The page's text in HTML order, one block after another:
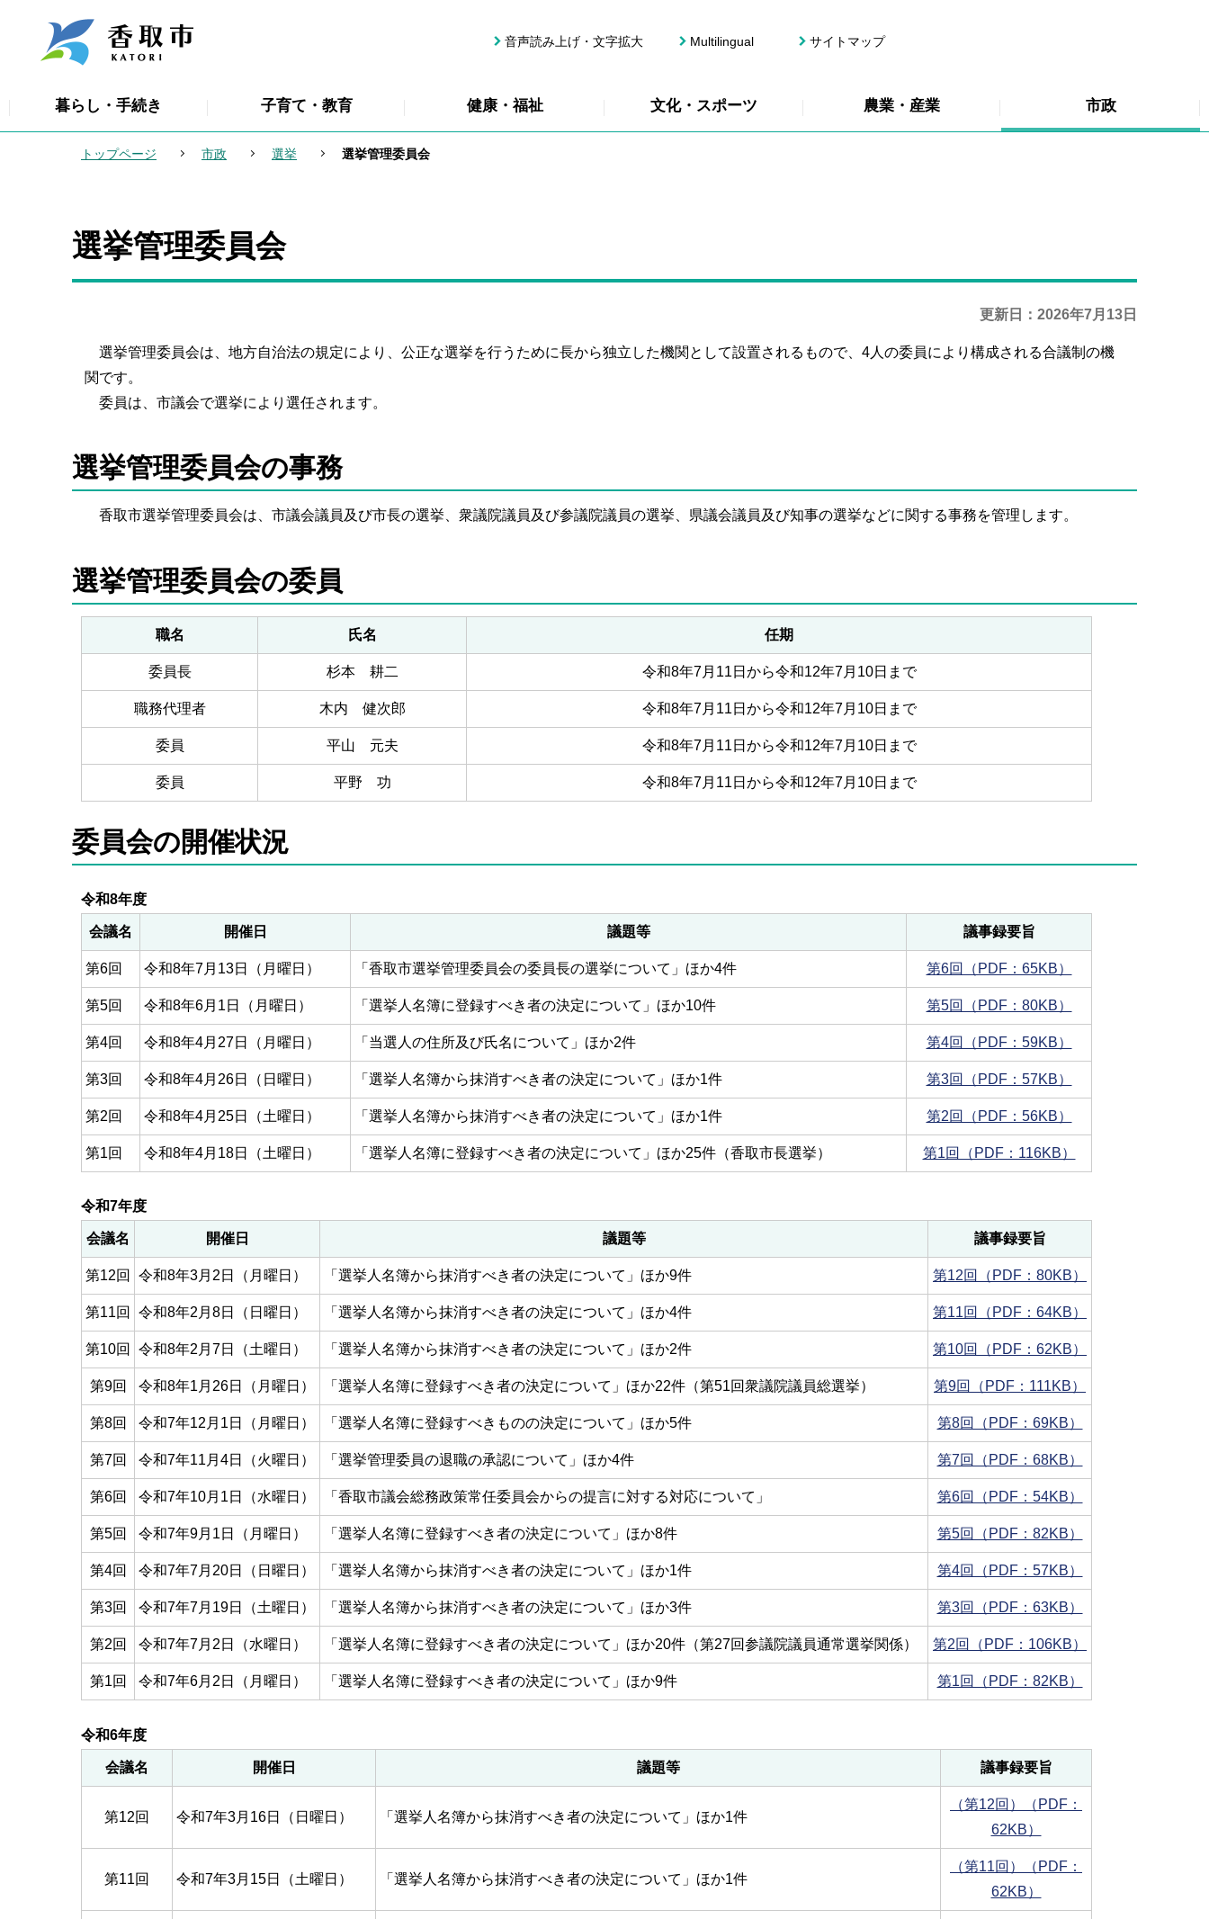
音声読み上げ・文字拡大 Multilingual サイトマップ
暮らし・手続き 子育て・教育 健康・福祉 文化・スポーツ 農業・産業 市政
トップページ 市政 選挙 選挙管理委員会
本
文
選挙管理委員会
更新日：2026年7月13日
選挙管理委員会は、地方自治法の規定により、公正な選挙を行うために長から独立した機関として設置されるもので、4人の委員により構成される合議制の機
関です。
委員は、市議会で選挙により選任されます。
選挙管理委員会の事務
香取市選挙管理委員会は、市議会議員及び市長の選挙、衆議院議員及び参議院議員の選挙、県議会議員及び知事の選挙などに関する事務を管理します。
選挙管理委員会の委員
職名 氏名 任期
委員長 杉本 耕二 令和8年7月11日から令和12年7月10日まで
職務代理者 木内 健次郎 令和8年7月11日から令和12年7月10日まで
委員 平山 元夫 令和8年7月11日から令和12年7月10日まで
委員 平野 功 令和8年7月11日から令和12年7月10日まで
委員会の開催状況
令和8年度
会議名 開催日 議題等 議事録要旨
第6回 令和8年7月13日（月曜日） 「香取市選挙管理委員会の委員長の選挙について」ほか4件 第6回（PDF：65KB）
第5回 令和8年6月1日（月曜日） 「選挙人名簿に登録すべき者の決定について」ほか10件 第5回（PDF：80KB）
第4回 令和8年4月27日（月曜日） 「当選人の住所及び氏名について」ほか2件 第4回（PDF：59KB）
第3回 令和8年4月26日（日曜日） 「選挙人名簿から抹消すべき者の決定について」ほか1件 第3回（PDF：57KB）
第2回 令和8年4月25日（土曜日） 「選挙人名簿から抹消すべき者の決定について」ほか1件 第2回（PDF：56KB）
第1回 令和8年4月18日（土曜日） 「選挙人名簿に登録すべき者の決定について」ほか25件（香取市長選挙） 第1回（PDF：116KB）
令和7年度
会議名 開催日 議題等 議事録要旨
第12回 令和8年3月2日（月曜日） 「選挙人名簿から抹消すべき者の決定について」ほか9件 第12回（PDF：80KB）
第11回 令和8年2月8日（日曜日） 「選挙人名簿から抹消すべき者の決定について」ほか4件 第11回（PDF：64KB）
第10回 令和8年2月7日（土曜日） 「選挙人名簿から抹消すべき者の決定について」ほか2件 第10回（PDF：62KB）
第9回 令和8年1月26日（月曜日） 「選挙人名簿に登録すべき者の決定について」ほか22件（第51回衆議院議員総選挙） 第9回（PDF：111KB）
第8回 令和7年12月1日（月曜日） 「選挙人名簿に登録すべきものの決定について」ほか5件 第8回（PDF：69KB）
第7回 令和7年11月4日（火曜日） 「選挙管理委員の退職の承認について」ほか4件 第7回（PDF：68KB）
第6回 令和7年10月1日（水曜日） 「香取市議会総務政策常任委員会からの提言に対する対応について」 第6回（PDF：54KB）
第5回 令和7年9月1日（月曜日） 「選挙人名簿に登録すべき者の決定について」ほか8件 第5回（PDF：82KB）
第4回 令和7年7月20日（日曜日） 「選挙人名簿から抹消すべき者の決定について」ほか1件 第4回（PDF：57KB）
第3回 令和7年7月19日（土曜日） 「選挙人名簿から抹消すべき者の決定について」ほか3件 第3回（PDF：63KB）
第2回 令和7年7月2日（水曜日） 「選挙人名簿に登録すべき者の決定について」ほか20件（第27回参議院議員通常選挙関係） 第2回（PDF：106KB）
第1回 令和7年6月2日（月曜日） 「選挙人名簿に登録すべき者の決定について」ほか9件 第1回（PDF：82KB）
令和6年度
会議名 開催日 議題等 議事録要旨
第12回 令和7年3月16日（日曜日） 「選挙人名簿から抹消すべき者の決定について」ほか1件
（第12回）（PDF：
62KB）
第11回 令和7年3月15日（土曜日） 「選挙人名簿から抹消すべき者の決定について」ほか1件
（第11回）（PDF：
62KB）